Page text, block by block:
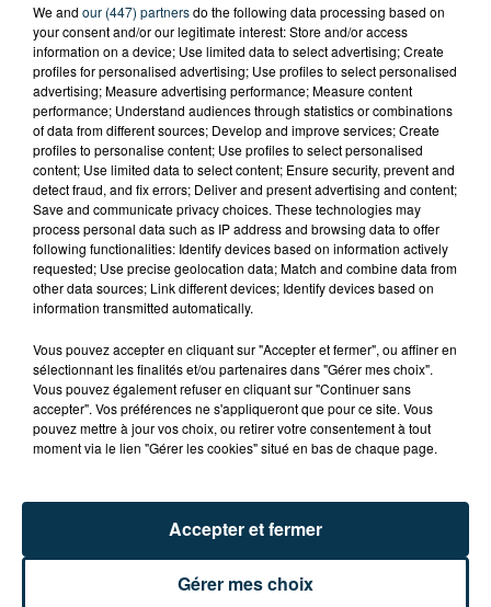
BISON FUTÉ HISSE LE DRAPEAU ROUGE CE
We and our (447) partnersdo the following data processing based on
your consent and/or our legitimate interest: Store and/or access
information on a device; Use limited data to select advertising; Create
profiles for personalised advertising; Use profiles to select personalised
advertising; Measure advertising performance; Measure content
performance; Understand audiences through statistics or combinations
of data from different sources; Develop and improve services; Create
profiles to personalise content; Use profiles to select personalised
content; Use limited data to select content; Ensure security, prevent and
detect fraud, and fix errors; Deliver and present advertising and content;
Save and communicate privacy choices. These technologies may
process personal data such as IP address and browsing data to offer
following functionalities: Identify devices based on information actively
requested; Use precise geolocation data; Match and combine data from
other data sources; Link different devices; Identify devices based on
information transmitted automatically.
Vous pouvez accepter en cliquant sur "Accepter et fermer", ou affiner en
sélectionnant les finalités et/ou partenaires dans "Gérer mes choix".
Vous pouvez également refuser en cliquant sur "Continuer sans
accepter". Vos préférences ne s'appliqueront que pour ce site. Vous
pouvez mettre à jour vos choix, ou retirer votre consentement à tout
moment via le lien "Gérer les cookies" situé en bas de chaque page.
Gérer mes choix
Accepter et fermer